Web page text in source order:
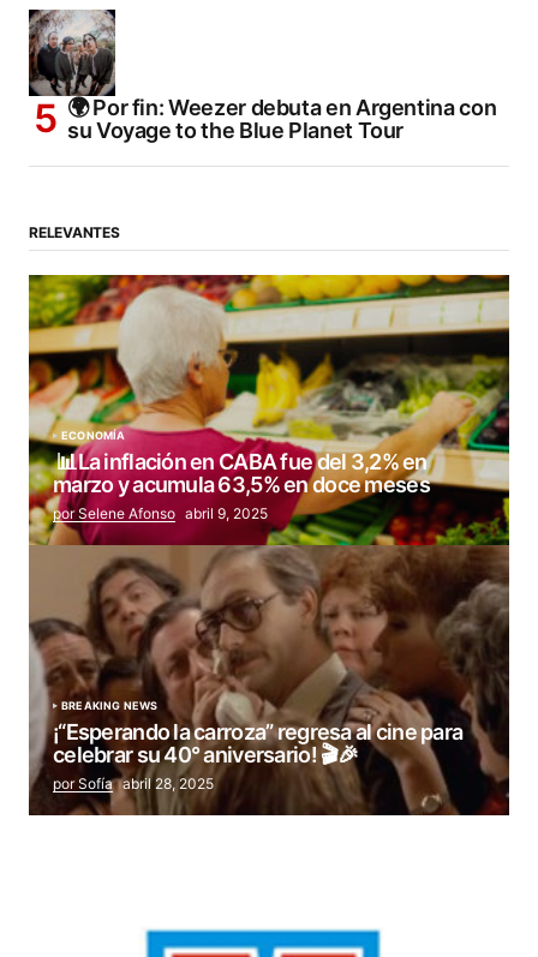
🌍 Por fin: Weezer debuta en Argentina con
su Voyage to the Blue Planet Tour
RELEVANTES
ECONOMÍA
📊La inflación en CABA fue del 3,2% en
marzo y acumula 63,5% en doce meses
por Selene Afonso abril 9, 2025
BREAKING NEWS
¡“Esperando la carroza” regresa al cine para
celebrar su 40° aniversario! 🎬🎉
por Sofía abril 28, 2025